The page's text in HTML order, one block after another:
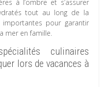
à l’ombre et s’assurer
tout au long de la
pour garantir
mer en famille.
culinaires
lors de vacances à